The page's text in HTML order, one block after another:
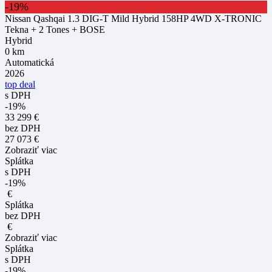
-19%
Nissan Qashqai 1.3 DIG-T Mild Hybrid 158HP 4WD X-TRONIC
Tekna + 2 Tones + BOSE
Hybrid
0 km
Automatická
2026
top deal
s DPH
-19%
33 299 €
bez DPH
27 073 €
Zobraziť viac
Splátka
s DPH
-19%
€
Splátka
bez DPH
€
Zobraziť viac
Splátka
s DPH